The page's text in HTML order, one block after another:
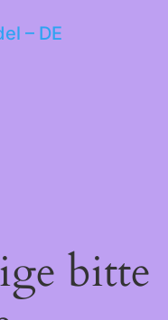
– DE
bitte